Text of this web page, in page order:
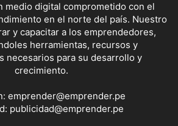
medio digital comprometido con el
en el norte del país. Nuestro
y capacitar a los emprendedores,
herramientas, recursos y
necesarios para su desarrollo y
crecimiento.
emprender@emprender.pe
publicidad@emprender.pe